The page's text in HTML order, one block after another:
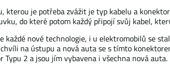
kterou je potřeba zvážit je typ kabelu a
do které potom každý připojí svůj kabel,
každé nové technologie, i u elektromobilů se
na ústupu a nová auta se s tímto
Typu 2 a jsou jím vybavena i všechna nová auta.